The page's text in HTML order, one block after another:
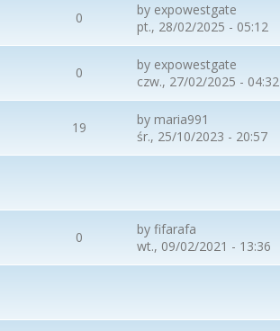
0 by expowestgate
pt., 28/02/2025 - 05:12
0 by expowestgate
czw., 27/02/2025 - 04:32
19 by maria991
śr., 25/10/2023 - 20:57
0 by fifarafa
wt., 09/02/2021 - 13:36